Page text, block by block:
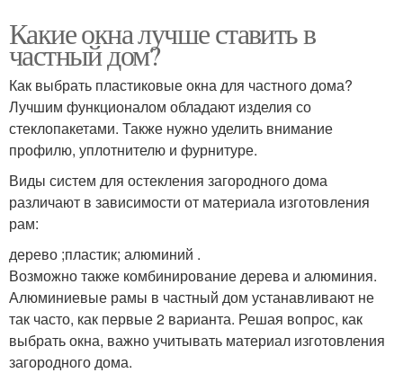
Какие окна лучше ставить в
частный дом?
Как выбрать пластиковые окна для частного дома?
Лучшим функционалом обладают изделия со
стеклопакетами. Также нужно уделить внимание
профилю, уплотнителю и фурнитуре.
Виды систем для остекления загородного дома
различают в зависимости от материала изготовления
рам:
дерево ;пластик; алюминий .
Возможно также комбинирование дерева и алюминия.
Алюминиевые рамы в частный дом устанавливают не
так часто, как первые 2 варианта. Решая вопрос, как
выбрать окна, важно учитывать материал изготовления
загородного дома.